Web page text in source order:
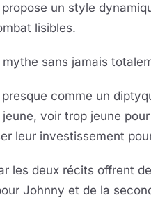
un style
lisibles.
sans jamais
comme un
voir trop jeune
leur investissement
les deux récits offrent
Johnny et de la